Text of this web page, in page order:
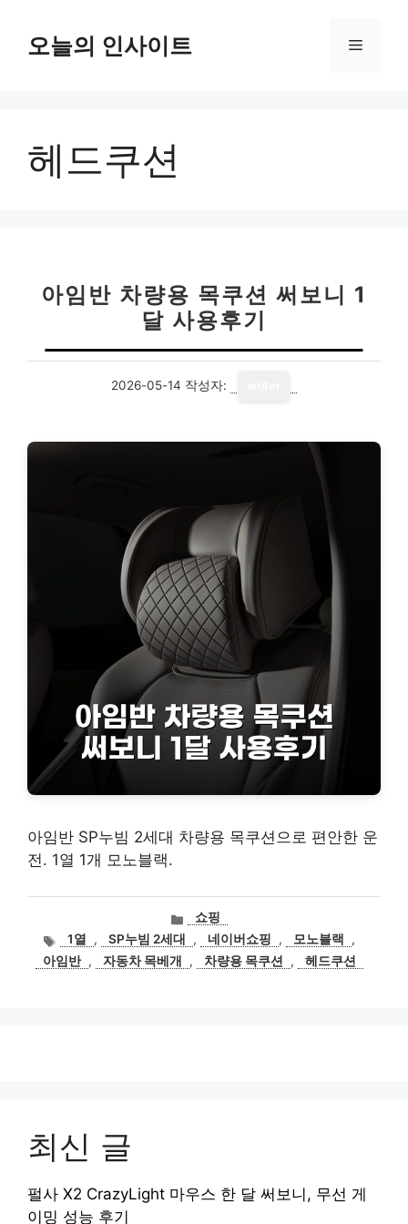
오늘의 인사이트 메
헤드쿠션
아임반 차량용 목쿠션 써보니 1
달 사용후기
2026-05-14 작성자:
아임반 SP누빔 2세대 차량용 목쿠션으로 편안한 운
전. 1열 1개 모노블랙.
카
고
리
쇼핑
태
그
1열 , SP누빔 2세대 , 네이버쇼핑 , 모노블랙
,
아임반 , 자동차 목베개 , 차량용 목쿠션 , 헤드쿠션
최신 글
펄사 X2 CrazyLight 마우스 한 달 써보니, 무선 게
이밍 성능 후기